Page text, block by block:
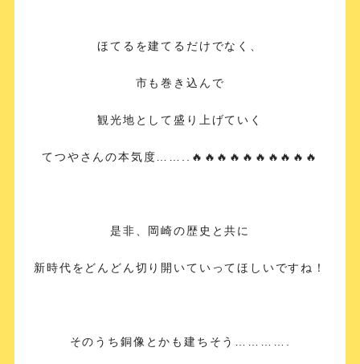
ほてるを建てるだけでなく、
市も巻き込んで
観光地として盛り上げていく
てつやさんの本気度……..🔥🔥🔥🔥🔥🔥🔥🔥🔥🔥
是非、岡崎の歴史と共に
新時代をどんどん切り開いていってほしいですね！
そのうち銅像とかも建ちそう………….